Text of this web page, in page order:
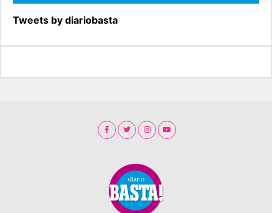
Tweets by diariobasta